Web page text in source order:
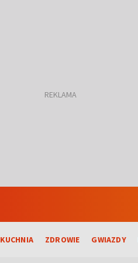
KUCHNIA ZDROWIE GWIAZDY